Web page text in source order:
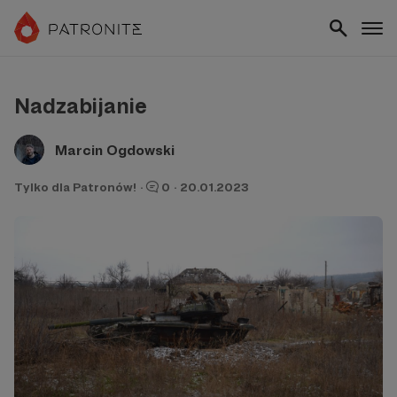
Nadzabijanie
Marcin Ogdowski
Tylko dla Patronów! · 0 · 20.01.2023